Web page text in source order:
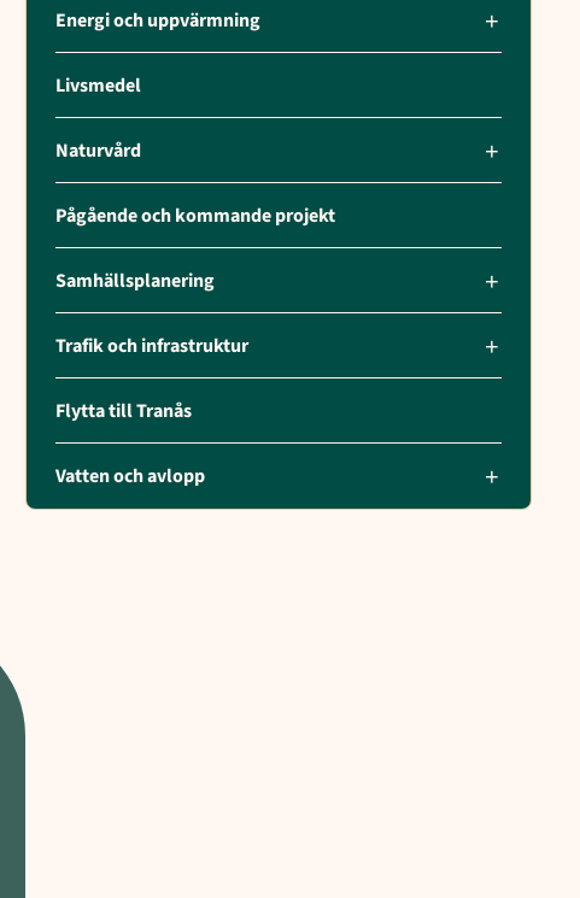
Energi och uppvärmning
Livsmedel
Naturvård
Pågående och kommande projekt
Samhällsplanering
Trafik och infrastruktur
Flytta till Tranås
Vatten och avlopp